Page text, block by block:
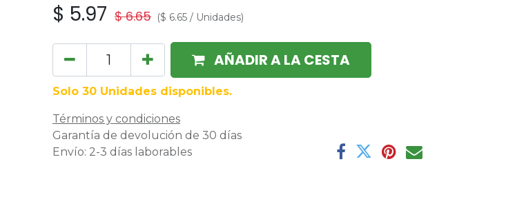
$ 5.97 $6.65 ($ 6.65 / Unidades)
AÑADIR A LA CESTA
Solo 30 Unidades disponibles.
Términos y condiciones
Garantía de devolución de 30 días
Envío: 2-3 días laborables